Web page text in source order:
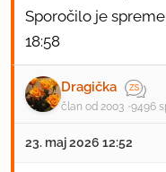
Sporočilo je
18:58
Dragička
član od 2003 9496
23. maj 2026 12:52